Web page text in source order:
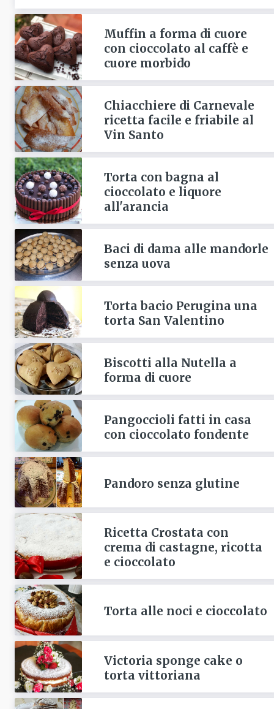
Muffin a forma di cuore
con cioccolato al caffè e
cuore morbido
Chiacchiere di Carnevale
ricetta facile e friabile al
Vin Santo
Torta con bagna al
cioccolato e liquore
all'arancia
Baci di dama alle mandorle
senza uova
Torta bacio Perugina una
torta San Valentino
Biscotti alla Nutella a
forma di cuore
Pangoccioli fatti in casa
con cioccolato fondente
Pandoro senza glutine
Ricetta Crostata con
crema di castagne, ricotta
e cioccolato
Torta alle noci e cioccolato
Victoria sponge cake o
torta vittoriana